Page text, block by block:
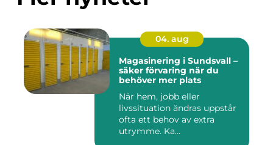
04. aug
Magasinering i Sundsvall –
säker förvaring när du
behöver mer plats
När hem, jobb eller
livssituation ändras uppstår
ofta ett behov av extra
utrymme. Ka...